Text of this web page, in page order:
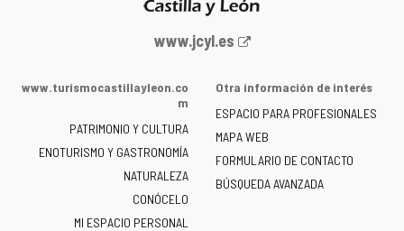
Portal
la
de
Castilla
y
León
-
www.jcyl.es
www.turismocastillayleon.co
m
PATRIMONIO Y CULTURA
ENOTURISMO Y GASTRONOMÍA
NATURALEZA
CONÓCELO
MI ESPACIO PERSONAL
Otra información de interés
ESPACIO PARA PROFESIONALES
MAPA WEB
FORMULARIO DE CONTACTO
BÚSQUEDA AVANZADA